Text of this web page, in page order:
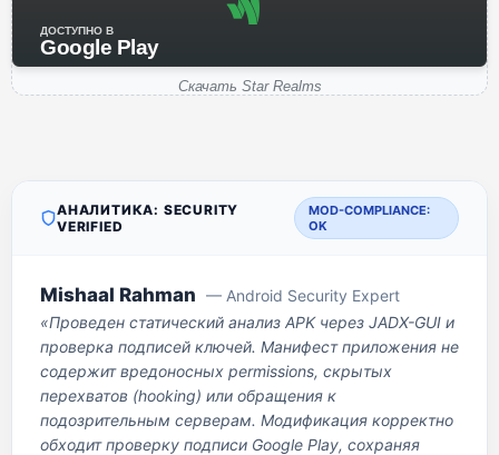
ДОСТУПНО В
Google Play
Скачать Star Realms
АНАЛИТИКА: SECURITY
VERIFIED
MOD-COMPLIANCE:
OK
Mishaal Rahman — Android Security Expert
«Проведен статический анализ APK через JADX-GUI и
проверка подписей ключей. Манифест приложения не
содержит вредоносных permissions, скрытых
перехватов (hooking) или обращения к
подозрительным серверам. Модификация корректно
обходит проверку подписи Google Play, сохраняя